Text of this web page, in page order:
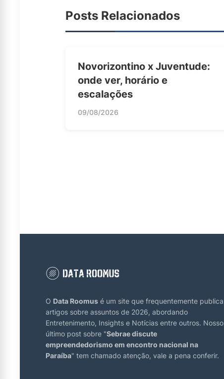
Posts Relacionados
Novorizontino x Juventude:
onde ver, horário e
escalações
09/08/2026
O Data Roomus é um site que frequentemente publica
artigos sobre assuntos de 2026, abordando
Entretenimento, Insights e Notícias entre outros. Nosso
último post sobre "Sebrae discute
empreendedorismo em encontro nacional na
Paraíba" tem chamado atenção, vale a pena conferir.